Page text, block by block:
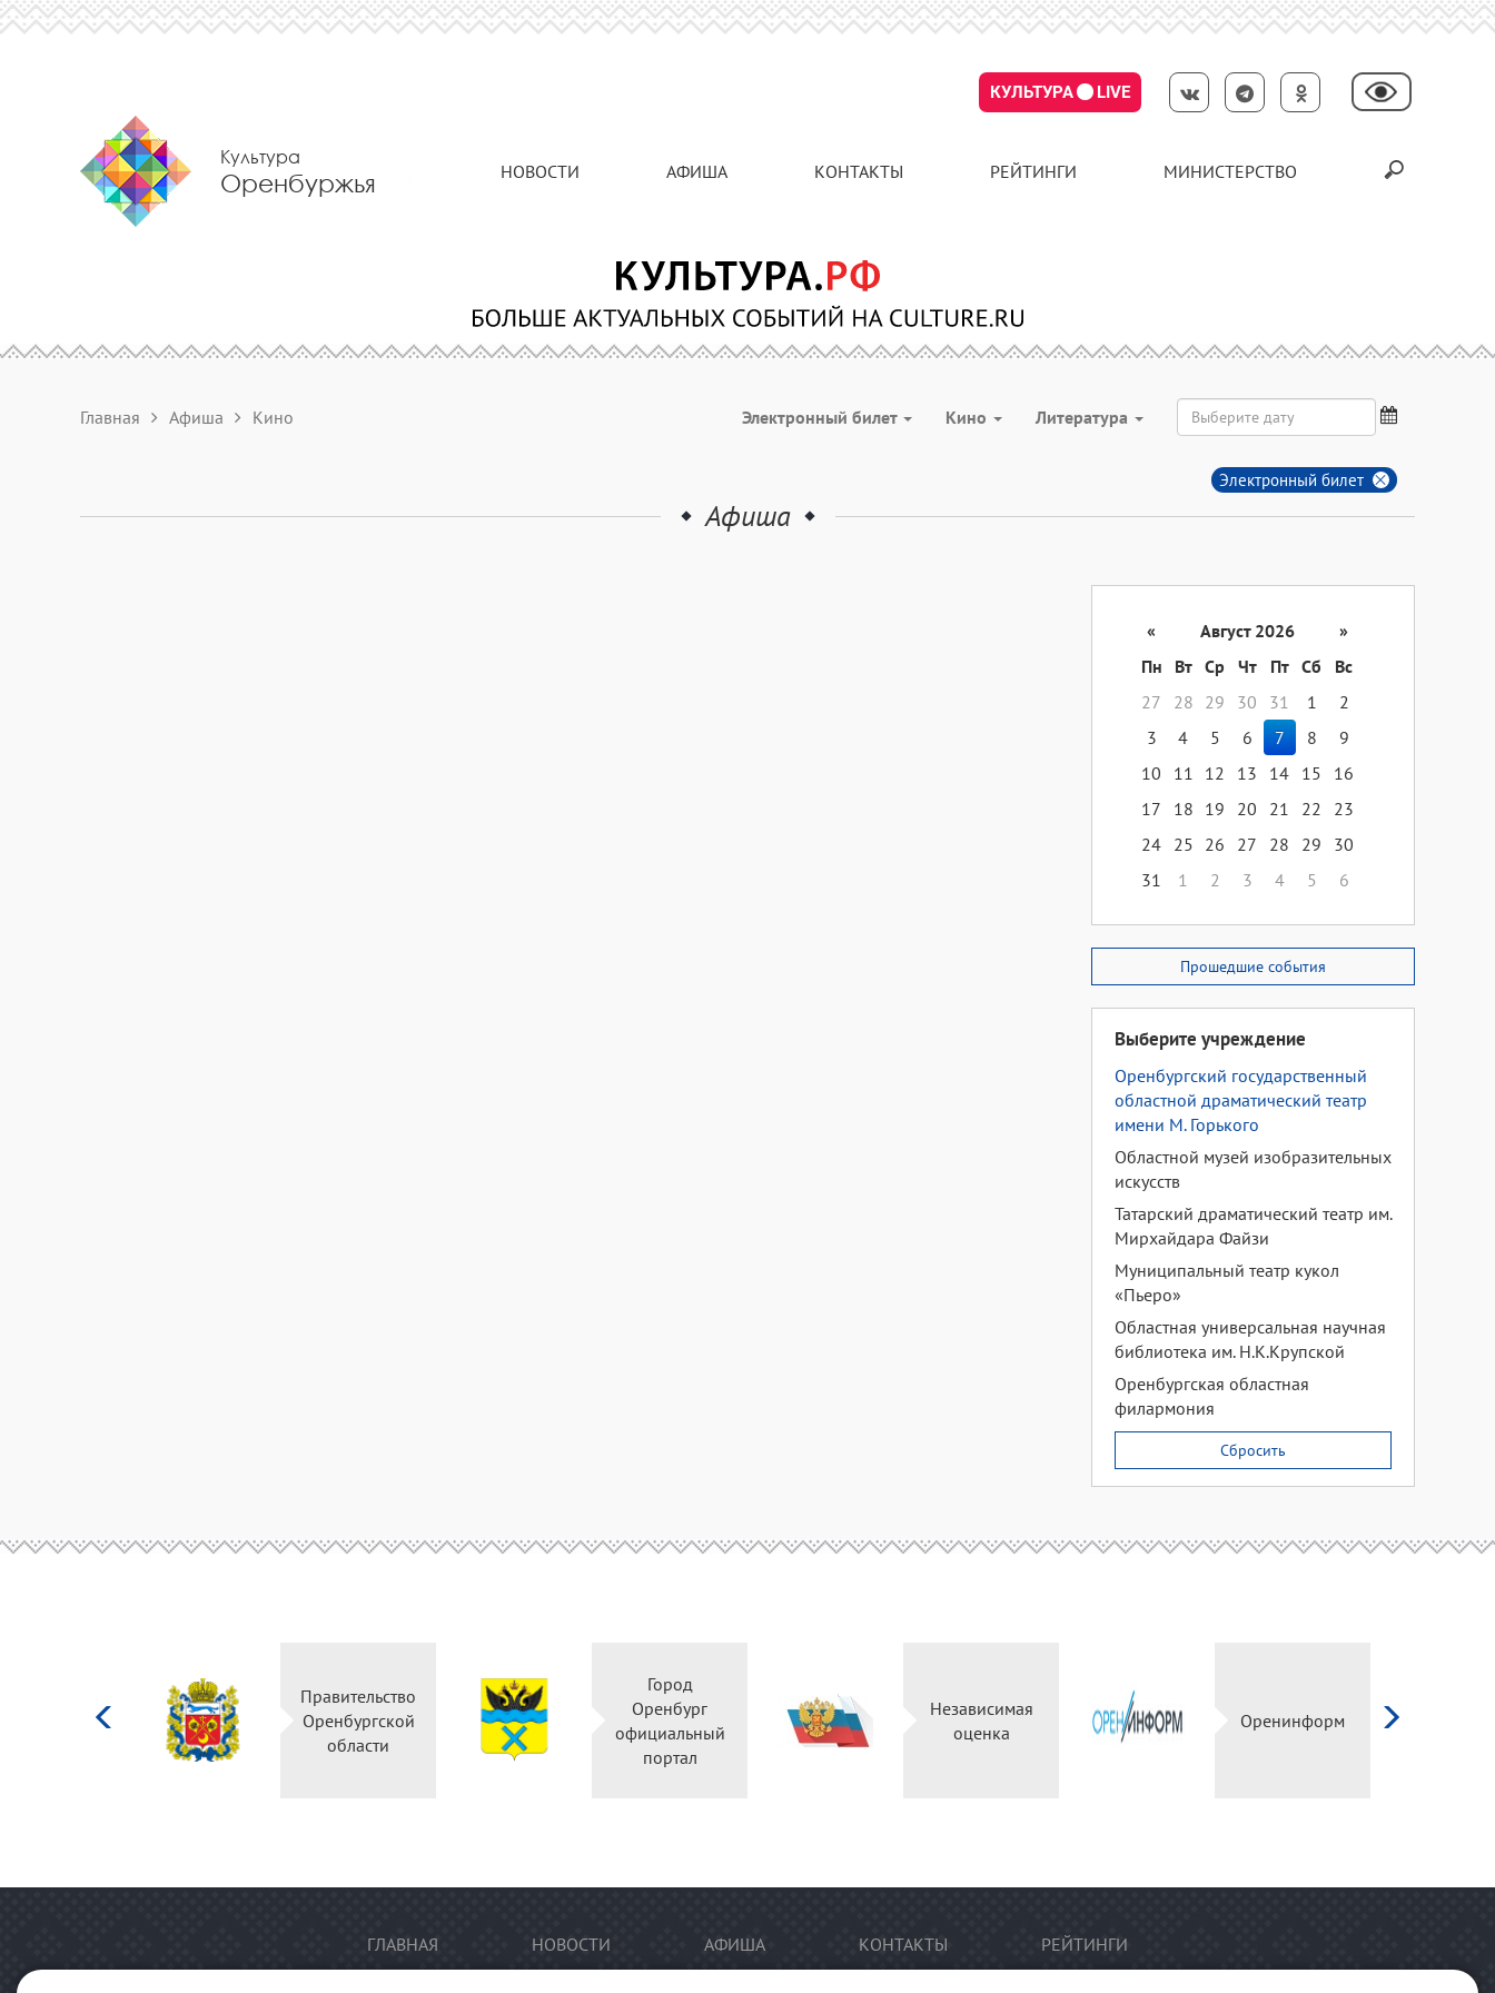
КУЛЬТУРА LIVE
Культура
Оренбуржья НОВОСТИ АФИША КОНТАКТЫ РЕЙТИНГИ МИНИСТЕРСТВО
Главная Афиша Кино Электронный билет Кино Литература
Электронный билет
Афиша
« Август 2026
»
Пн
Вт Ср Чт Пт Сб
Вс
27
28 29 30 31 1
2
3
4 5 6 7 8
9
10
11 12 13 14 15
16
17
18 19 20 21 22
23
24 25 26 27 28 29
30
31
1 2 3 4 5 6
Прошедшие события
Выберите учреждение
Оренбургский государственный
областной драматический театр
имени М. Горького
Областной музей изобразительных
искусств
Татарский драматический театр им.
Мирхайдара Файзи
Муниципальный театр кукол
«Пьеро»
Областная универсальная научная
библиотека им. Н.К.Крупской
Оренбургская областная
филармония
Сбросить
Правительство
Оренбургской
области
Город
Оренбург
официальный
портал
Независимая
оценка
Оренинформ
ГЛАВНАЯ НОВОСТИ АФИША КОНТАКТЫ РЕЙТИНГИ